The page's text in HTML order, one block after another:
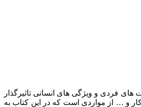
فردی و ویژگی های انسانی تاثیرگذار
و … از مواردی است که در این کتاب به